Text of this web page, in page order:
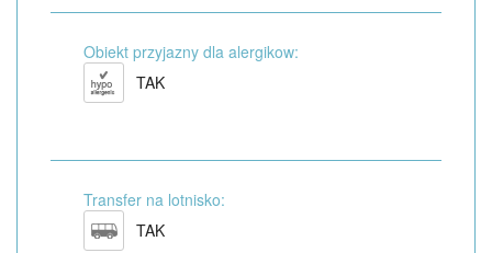
Obiekt przyjazny dla alergikow:
TAK
Transfer na lotnisko:
TAK